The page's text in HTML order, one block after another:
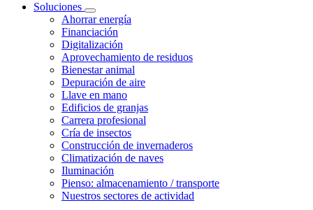
Soluciones
Ahorrar energía
Financiación
Digitalización
Aprovechamiento de residuos
Bienestar animal
Depuración de aire
Llave en mano
Edificios de granjas
Carrera profesional
Cría de insectos
Construcción de invernaderos
Climatización de naves
Iluminación
Pienso: almacenamiento / transporte
Nuestros sectores de actividad